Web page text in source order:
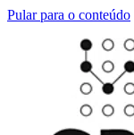
Pular para o conteúdo